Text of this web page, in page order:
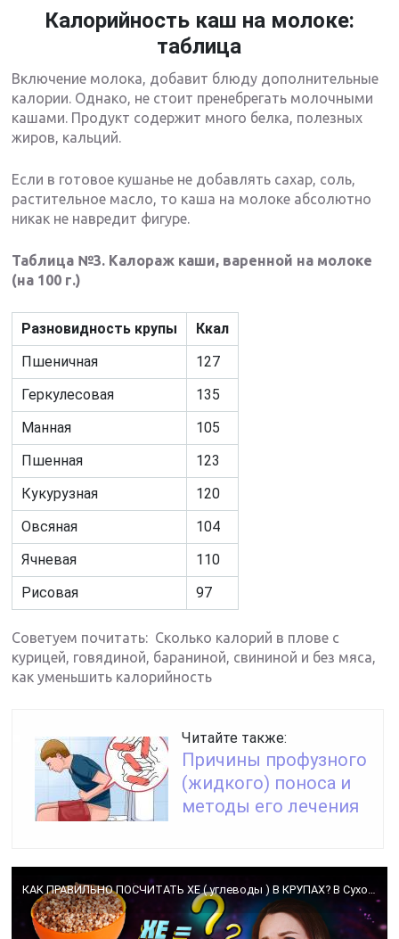
Калорийность каш на молоке:
таблица
Включение молока, добавит блюду дополнительные
калории. Однако, не стоит пренебрегать молочными
кашами. Продукт содержит много белка, полезных
жиров, кальций.
Если в готовое кушанье не добавлять сахар, соль,
растительное масло, то каша на молоке абсолютно
никак не навредит фигуре.
Таблица №3. Калораж каши, варенной на молоке
(на 100 г.)
Разновидность крупы
Ккал
Пшеничная
127
Геркулесовая
135
Манная
105
Пшенная
123
Кукурузная
120
Овсяная
104
Ячневая
110
Рисовая
97
Советуем почитать: Сколько калорий в плове с
курицей, говядиной, бараниной, свининой и без мяса,
как уменьшить калорийность
Читайте также:
Причины профузного
(жидкого) поноса и
методы его лечения